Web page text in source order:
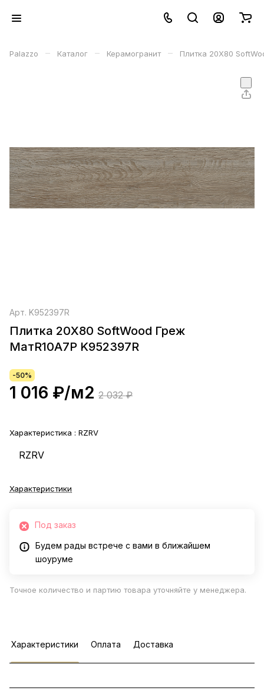
Palazzo – Каталог – Керамогранит – Плитка 20Х80
Арт. K952397R
Плитка 20Х80 SoftWood Греж
МатR10A7P K952397R
-50%
1 016 ₽/м2 2 032 ₽
Характеристика : RZRV
RZRV
Характеристики
Под заказ
Будем рады встрече с вами в ближайшем
шоуруме
Точное количество и партию товара уточняйте у менеджера.
Характеристики Оплата Доставка